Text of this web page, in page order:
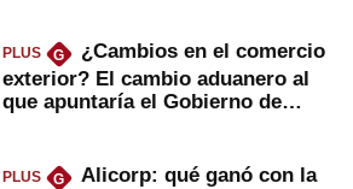
PLUS G
¿Cambios en el comercio
exterior? El cambio aduanero al
que apuntaría el Gobierno de
PLUS G
Alicorp: qué ganó con la